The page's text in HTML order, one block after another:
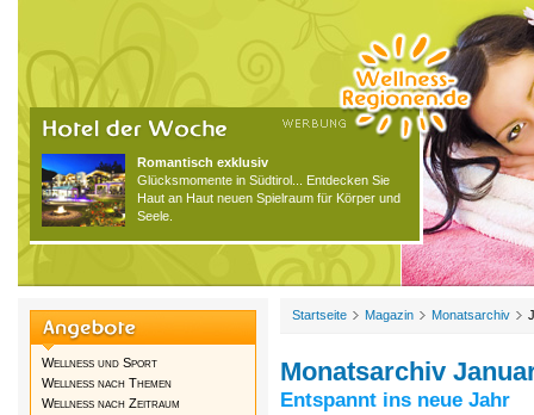
Romantisch exklusiv
Glücksmomente in Südtirol... Entdecken Sie
Haut an Haut neuen Spielraum für Körper und
Seele.
Wellness und Sport
Wellness nach Themen
Wellness nach Zeitraum
Startseite Magazin Monatsarchiv
Monatsarchiv
Entspannt ins neue Jahr